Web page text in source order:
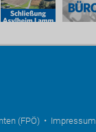
(FPÖ) • Impressum